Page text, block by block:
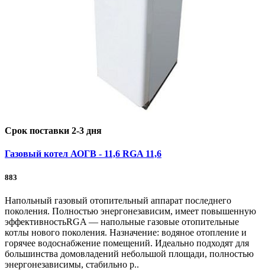
Срок поставки 2-3 дня
Газовый котел АОГВ - 11,6 RGA 11,6
883
Напольный газовый отопительный аппарат последнего
поколения. Полностью энергонезависим, имеет повышенную
эффективностьRGA — напольные газовые отопительные
котлы нового поколения. Назначение: водяное отопление и
горячее водоснабжение помещений. Идеально подходят для
большинства домовладений небольшой площади, полностью
энергонезависимы, стабильно р..